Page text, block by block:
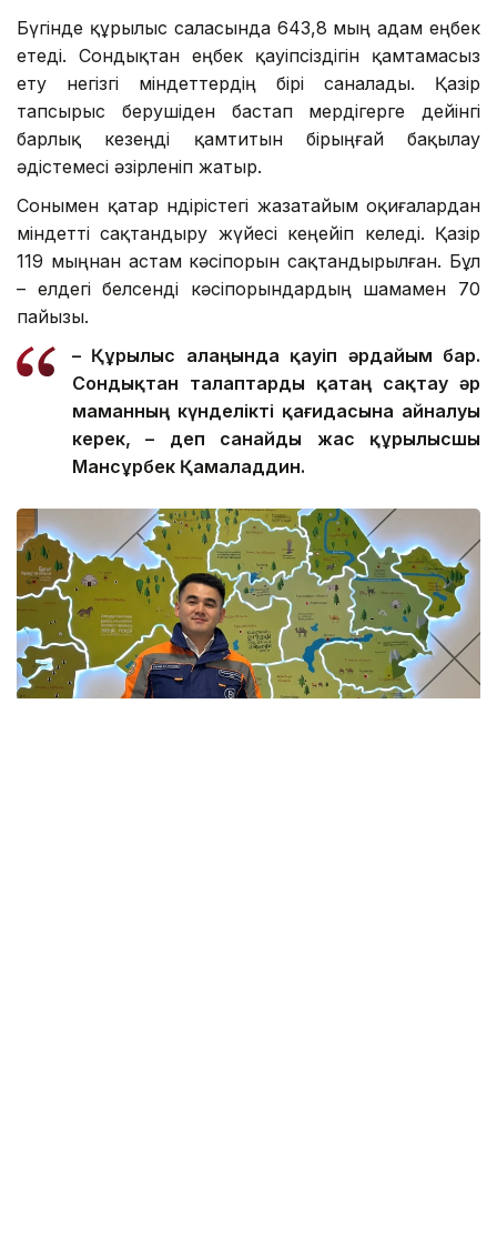
Бүгінде құрылыс саласында 643,8 мың адам еңбек
етеді. Сондықтан еңбек қауіпсіздігін қамтамасыз
ету негізгі міндеттердің бірі саналады. Қазір
тапсырыс берушіден бастап мердігерге дейінгі
барлық кезеңді қамтитын бірыңғай бақылау
әдістемесі әзірленіп жатыр.
Сонымен қатар өндірістегі жазатайым оқиғалардан
міндетті сақтандыру жүйесі кеңейіп келеді. Қазір
119 мыңнан астам кәсіпорын сақтандырылған. Бұл
– елдегі белсенді кәсіпорындардың шамамен 70
пайызы.
– Құрылыс алаңында қауіп әрдайым бар.
Сондықтан талаптарды қатаң сақтау әр
маманның күнделікті қағидасына айналуы
керек, – деп санайды жас құрылысшы
Мансұрбек Қамаладдин.